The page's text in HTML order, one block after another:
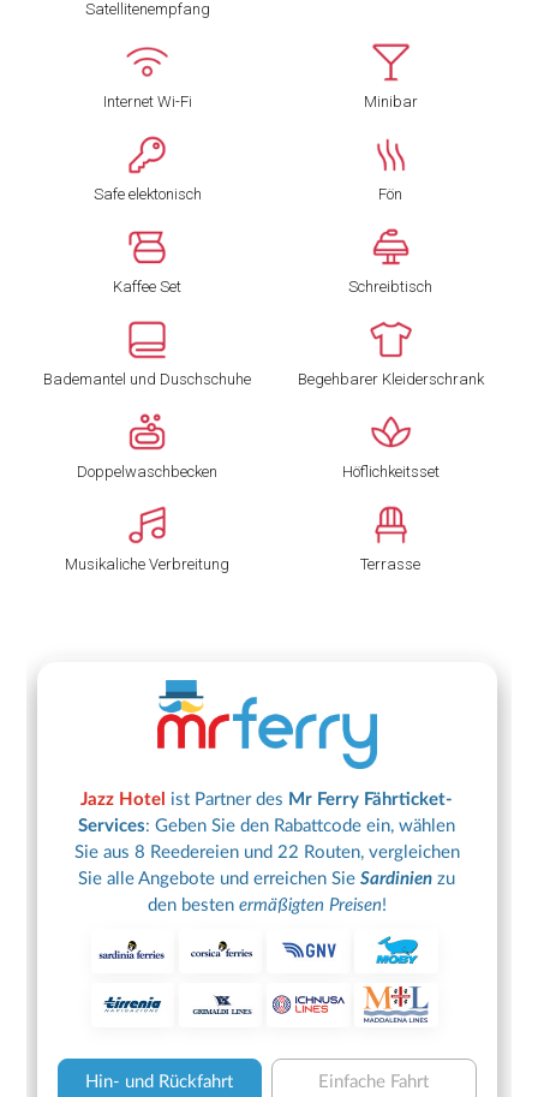
Satellitenempfang
Internet Wi-Fi Minibar
Safe elektonisch Fön
Kaffee Set Schreibtisch
Bademantel und Duschschuhe Begehbarer Kleiderschrank
Doppelwaschbecken Höflichkeitsset
Musikaliche Verbreitung Terrasse